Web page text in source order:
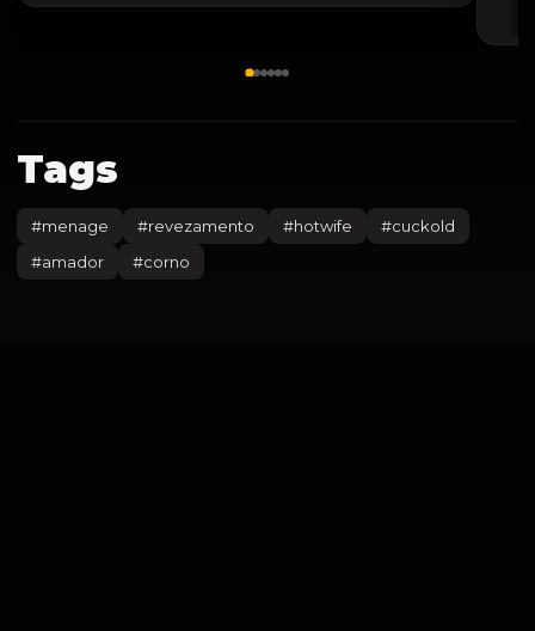
Tags
#menage #revezamento #hotwife #cuckold
#amador #corno